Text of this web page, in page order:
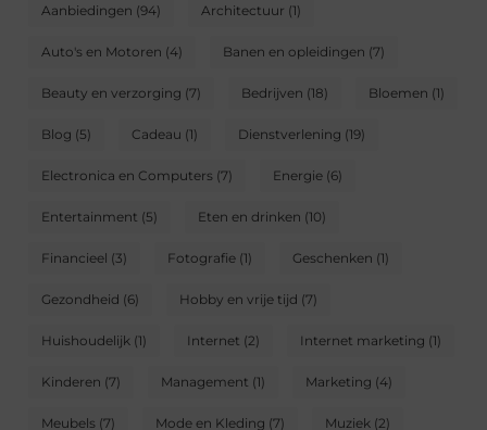
Aanbiedingen (94) Architectuur (1)
Auto's en Motoren (4) Banen en opleidingen (7)
Beauty en verzorging (7) Bedrijven (18) Bloemen (1)
Blog (5) Cadeau (1) Dienstverlening (19)
Electronica en Computers (7) Energie (6)
Entertainment (5) Eten en drinken (10)
Financieel (3) Fotografie (1) Geschenken (1)
Gezondheid (6) Hobby en vrije tijd (7)
Huishoudelijk (1) Internet (2) Internet marketing (1)
Kinderen (7) Management (1) Marketing (4)
Meubels (7) Mode en Kleding (7) Muziek (2)